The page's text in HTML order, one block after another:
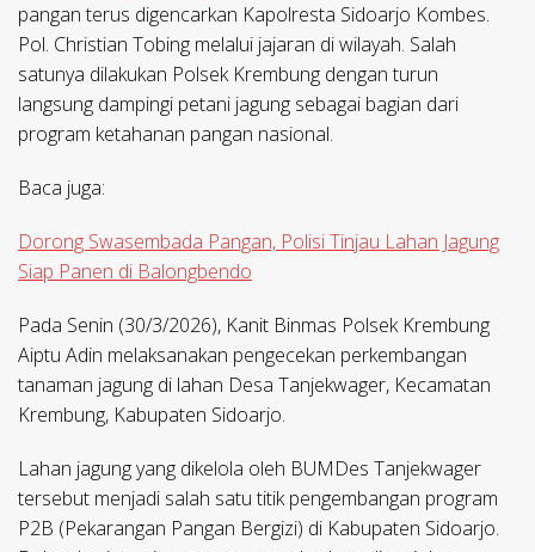
pangan terus digencarkan Kapolresta Sidoarjo Kombes.
Pol. Christian Tobing melalui jajaran di wilayah. Salah
satunya dilakukan Polsek Krembung dengan turun
langsung dampingi petani jagung sebagai bagian dari
program ketahanan pangan nasional.
Baca juga:
Dorong Swasembada Pangan, Polisi Tinjau Lahan Jagung
Siap Panen di Balongbendo
Pada Senin (30/3/2026), Kanit Binmas Polsek Krembung
Aiptu Adin melaksanakan pengecekan perkembangan
tanaman jagung di lahan Desa Tanjekwager, Kecamatan
Krembung, Kabupaten Sidoarjo.
Lahan jagung yang dikelola oleh BUMDes Tanjekwager
tersebut menjadi salah satu titik pengembangan program
P2B (Pekarangan Pangan Bergizi) di Kabupaten Sidoarjo.